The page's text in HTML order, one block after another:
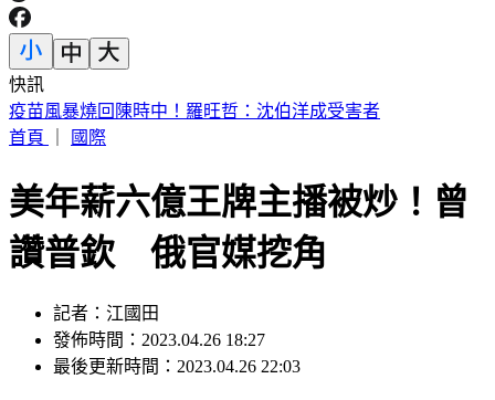
快訊
AKIRA台灣過父親節！4歲兒公開甜喊：爸爸I Love You
首頁
國際
美年薪六億王牌主播被炒！曾
讚普欽 俄官媒挖角
記者：江國田
發佈時間：2023.04.26 18:27
最後更新時間：2023.04.26 22:03